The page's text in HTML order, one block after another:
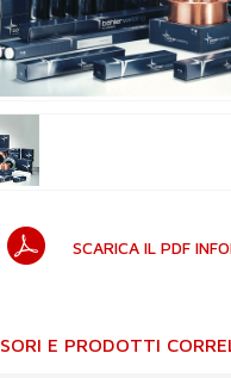
SCARICA IL PDF
E PRODOTTI